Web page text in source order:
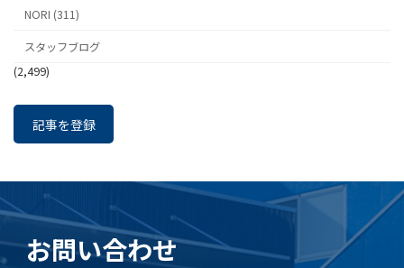
NORI (311)
スタッフブログ
(2,499)
記事を登録
お問い合わせ